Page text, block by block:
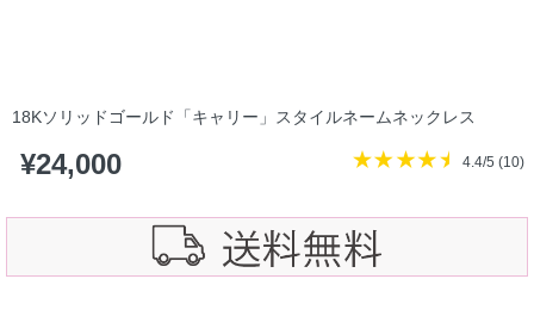
18Kソリッドゴールド「キャリー」スタイルネームネックレス
¥24,000 4.4/5 (10)